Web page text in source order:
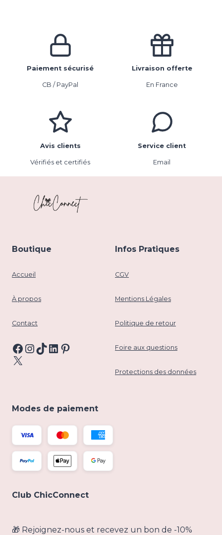
Paiement sécurisé
CB / PayPal
Livraison offerte
En France
Avis clients
Vérifiés et certifiés
Service client
Email
Boutique
Accueil
À propos
Contact
Facebook
Instagram
TikTok
LinkedIn
Pinterest
X
Infos Pratiques
CGV
Mentions Légales
Politique de retour
Foire aux questions
Protections des données
Modes de paiement
Club ChicConnect
🎁 Rejoignez-nous et recevez un bon de -10%